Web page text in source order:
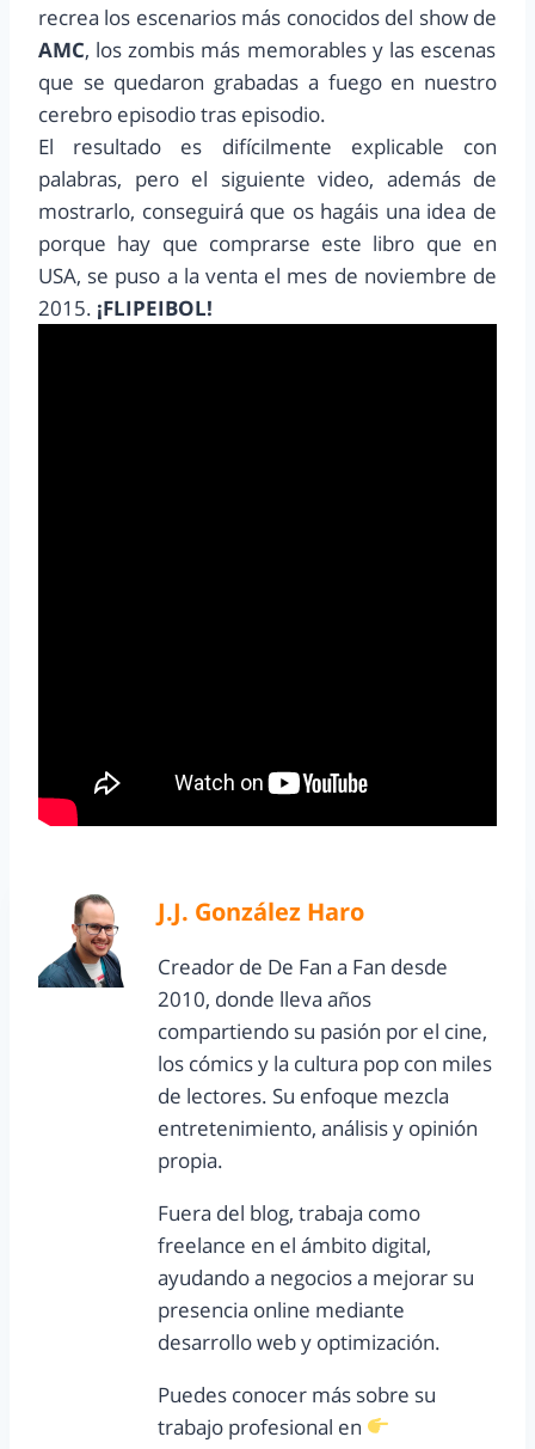
recrea los escenarios más conocidos del show de
AMC, los zombis más memorables y las escenas
que se quedaron grabadas a fuego en nuestro
cerebro episodio tras episodio.
El resultado es difícilmente explicable con
palabras, pero el siguiente video, además de
mostrarlo, conseguirá que os hagáis una idea de
porque hay que comprarse este libro que en
USA, se puso a la venta el mes de noviembre de
2015. ¡FLIPEIBOL!
J.J. González Haro
Creador de De Fan a Fan desde
2010, donde lleva años
compartiendo su pasión por el cine,
los cómics y la cultura pop con miles
de lectores. Su enfoque mezcla
entretenimiento, análisis y opinión
propia.
Fuera del blog, trabaja como
freelance en el ámbito digital,
ayudando a negocios a mejorar su
presencia online mediante
desarrollo web y optimización.
Puedes conocer más sobre su
trabajo profesional en